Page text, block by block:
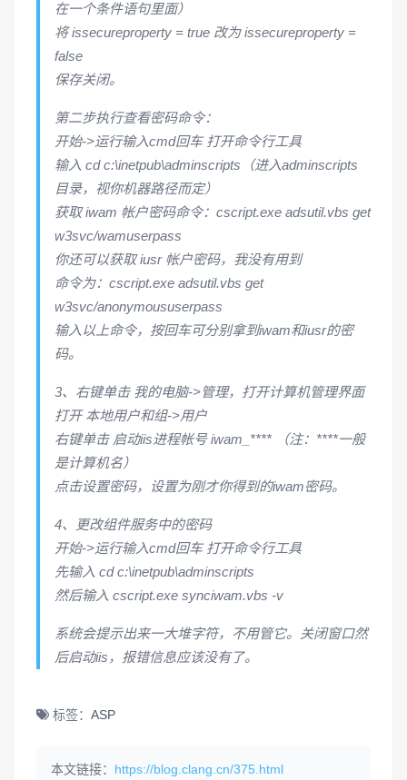
在一个条件语句里面）
将 issecureproperty = true 改为 issecureproperty =
false
保存关闭。
第二步执行查看密码命令：
开始->运行输入cmd回车 打开命令行工具
输入 cd c:\inetpub\adminscripts（进入adminscripts
目录，视你机器路径而定）
获取 iwam 帐户密码命令：cscript.exe adsutil.vbs get
w3svc/wamuserpass
你还可以获取 iusr 帐户密码，我没有用到
命令为：cscript.exe adsutil.vbs get
w3svc/anonymoususerpass
输入以上命令，按回车可分别拿到iwam和iusr的密
码。
3、右键单击 我的电脑->管理，打开计算机管理界面
打开 本地用户和组->用户
右键单击 启动iis进程帐号 iwam_**** （注：****一般
是计算机名）
点击设置密码，设置为刚才你得到的iwam密码。
4、更改组件服务中的密码
开始->运行输入cmd回车 打开命令行工具
先输入 cd c:\inetpub\adminscripts
然后输入 cscript.exe synciwam.vbs -v
系统会提示出来一大堆字符，不用管它。关闭窗口然
后启动iis，报错信息应该没有了。
标签： ASP
本文链接： https://blog.clang.cn/375.html